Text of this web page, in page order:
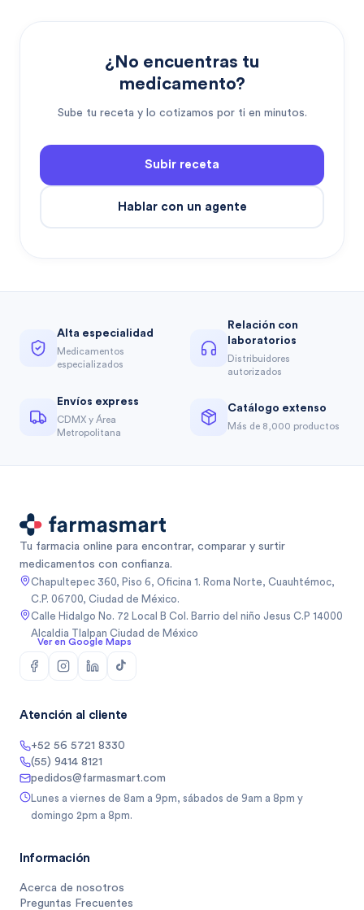
¿No encuentras tu
medicamento?
Sube tu receta y lo cotizamos por ti en minutos.
Subir receta
Hablar con un agente
Alta especialidad
Medicamentos
especializados
Relación con
laboratorios
Distribuidores
autorizados
Envíos express
CDMX y Área
Metropolitana
Catálogo extenso
Más de 8,000 productos
Tu farmacia online para encontrar, comparar y surtir
medicamentos con confianza.
Chapultepec 360, Piso 6, Oficina 1. Roma Norte, Cuauhtémoc,
C.P. 06700, Ciudad de México.
Calle Hidalgo No. 72 Local B Col. Barrio del niño Jesus C.P 14000
Alcaldia Tlalpan Ciudad de México
Ver en Google Maps
Atención al cliente
+52 56 5721 8330
(55) 9414 8121
pedidos@farmasmart.com
Lunes a viernes de 8am a 9pm, sábados de 9am a 8pm y
domingo 2pm a 8pm.
Información
Acerca de nosotros
Preguntas Frecuentes